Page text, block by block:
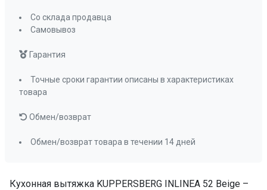
Переходник
Пульт ДУ
Угольный фильтр
отдельно)
Фильтр
Кухонная вытяжка KUPPERSBERG INLINEA 52 Beige –
Со склада продавца
Самовывоз
Гарантия
Точные сроки гарантии описаны в характеристиках
товара
Обмен/возврат
Обмен/возврат товара в течении 14 дней